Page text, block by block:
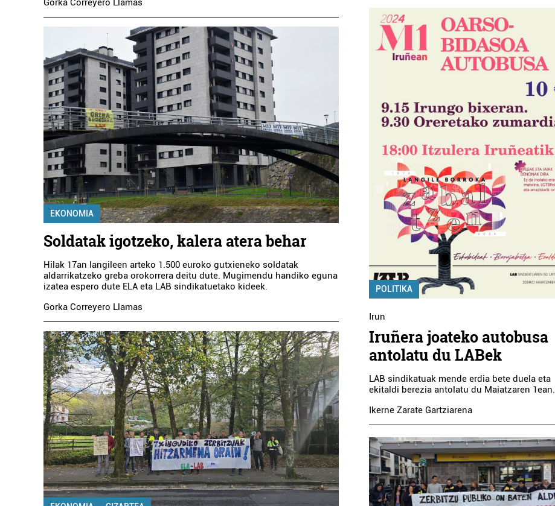
Gorka Correyero Llamas
EKONOMIA
Soldatak igotzeko, kalera atera behar
Hilak 17an langileen arteko 1.500 euroko gutxieneko soldatak
aldarrikatzeko greba orokorrera deitu dute. Mugimendu handiko eguna
izatea espero dute ELA eta LAB sindikatuetako kideek.
Gorka Correyero Llamas
POLITIKA
Irun
Iruñera joateko autobusa
antolatu du LABek
LAB sindikatuak mende erdia bete duela eta
ekitaldi berezia antolatu du Maiatzaren 1ean.
Ikerne Zarate Gartziarena
Osasungintza Higiezin agentziak Osasungintza